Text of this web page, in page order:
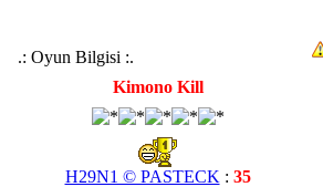
.: Oyun Bilgisi :.
Kimono Kill
H29N1 © PASTECK : 35